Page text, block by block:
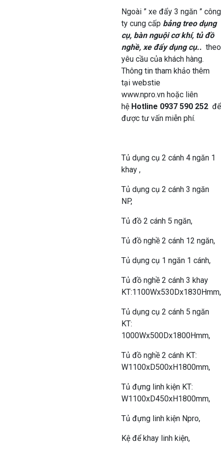
Ngoài ” xe đẩy 3 ngăn ” công
ty cung cấp bảng treo dụng
cụ, bàn nguội cơ khí, tủ đồ
nghề, xe đẩy dụng cụ.. theo
yêu cầu của khách hàng.
Thông tin tham khảo thêm
tại webstie
www.npro.vn hoặc liên
hệ Hotline 0937 590 252 để
được tư vấn miễn phí.
Tủ dụng cụ 2 cánh 4 ngăn 1
khay ,
Tủ dụng cụ 2 cánh 3 ngăn
NP,
Tủ đồ 2 cánh 5 ngăn,
Tủ đồ nghề 2 cánh 12 ngăn,
Tủ dụng cụ 1 ngăn 1 cánh,
Tủ đồ nghề 2 cánh 3 khay
KT:1100Wx530Dx1830Hmm,
Tủ dụng cụ 2 cánh 5 ngăn
KT:
1000Wx500Dx1800Hmm,
Tủ đồ nghề 2 cánh KT:
W1100xD500xH1800mm,
Tủ đựng linh kiện KT:
W1100xD450xH1800mm,
Tủ đựng linh kiện Npro,
Kệ để khay linh kiện,